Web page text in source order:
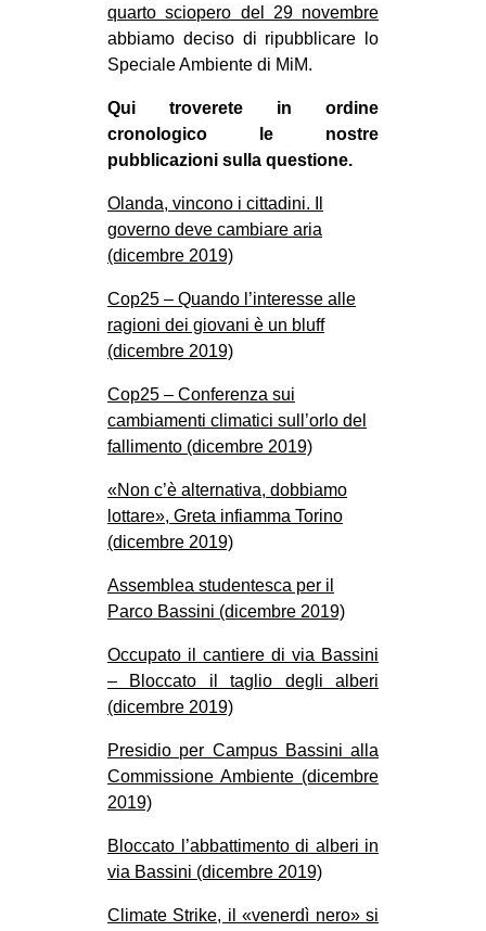
ANTIFASCISMO
DIRITTO ALL’ABITARE
PRECARIATO
REPRESSIONE
STUDENTI
ARTE
CINEMA
MANIFESTI
MUSICA
INTERNAZIONALE
AFRICA
AMERICHE
ESTREMO ORIENTE
EUROPA
MEDIO ORIENTE
EVENTI
Fb
tw
quarto sciopero del 29 novembre
abbiamo deciso di ripubblicare lo
Speciale Ambiente di MiM.
Qui troverete in ordine
cronologico le nostre
pubblicazioni sulla questione.
Olanda, vincono i cittadini. Il
governo deve cambiare aria
(dicembre 2019)
Cop25 – Quando l’interesse alle
ragioni dei giovani è un bluff
(dicembre 2019)
Cop25 – Conferenza sui
cambiamenti climatici sull’orlo del
fallimento (dicembre 2019)
«Non c’è alternativa, dobbiamo
lottare», Greta infiamma Torino
(dicembre 2019)
Assemblea studentesca per il
Parco Bassini (dicembre 2019)
Occupato il cantiere di via Bassini
– Bloccato il taglio degli alberi
(dicembre 2019)
Presidio per Campus Bassini alla
Commissione Ambiente (dicembre
2019)
Bloccato l’abbattimento di alberi in
via Bassini (dicembre 2019)
Climate Strike, il «venerdì nero» si